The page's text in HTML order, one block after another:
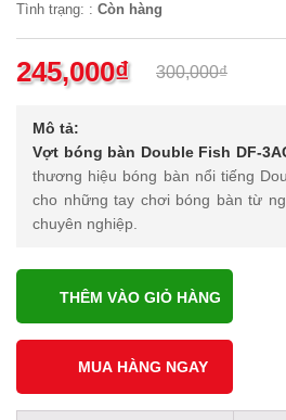
Tình trạng: : Còn hàng
300,000₫
245,000₫
Mô tả:
Vợt bóng bàn Double Fish DF-
thương hiệu bóng bàn nổi tiếng
cho những tay chơi bóng bàn từ
chuyên nghiệp.
THÊM VÀO GIỎ HÀNG